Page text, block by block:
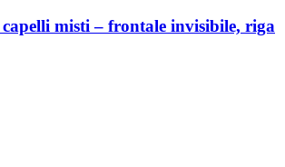
misti – frontale invisibile, riga